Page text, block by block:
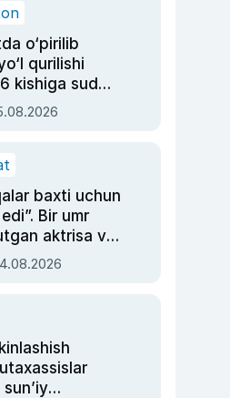
o‘pirilib
qurilishi
kishiga sud
baxti uchun
Bir umr
aktrisa va
Rimma